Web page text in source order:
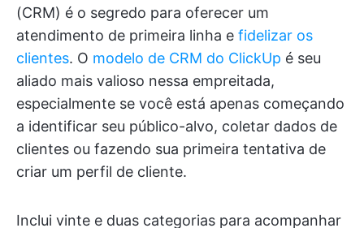
(CRM) é o segredo para oferecer um
atendimento de primeira linha e fidelizar os
clientes. O modelo de CRM do ClickUp é seu
aliado mais valioso nessa empreitada,
especialmente se você está apenas começando
a identificar seu público-alvo, coletar dados de
clientes ou fazendo sua primeira tentativa de
criar um perfil de cliente.
Inclui vinte e duas categorias para acompanhar